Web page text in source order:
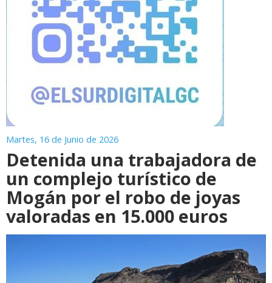
Martes, 16 de Junio de 2026
Detenida una trabajadora de
un complejo turístico de
Mogán por el robo de joyas
valoradas en 15.000 euros